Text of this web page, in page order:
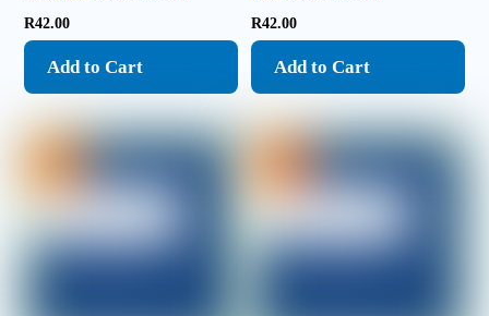
R42.00
Add to Cart
R42.00
Add to Cart